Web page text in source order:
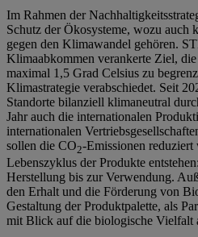
Im Rahmen der
Schutz der Ökosysteme, wozu auch
gegen den Klimawandel gehören.
Klimaabkommen verankerte Ziel,
maximal 1,5 Grad Celsius zu
Klimastrategie verabschiedet. Seit
Standorte bilanziell klimaneutral
Jahr auch die internationalen
internationalen
sollen die CO2-Emissionen reduziert
Lebenszyklus der Produkte
Herstellung bis zur Verwendung.
den Erhalt und die Förderung von
Gestaltung der Produktpalette, als
mit Blick auf die biologische Vielfalt